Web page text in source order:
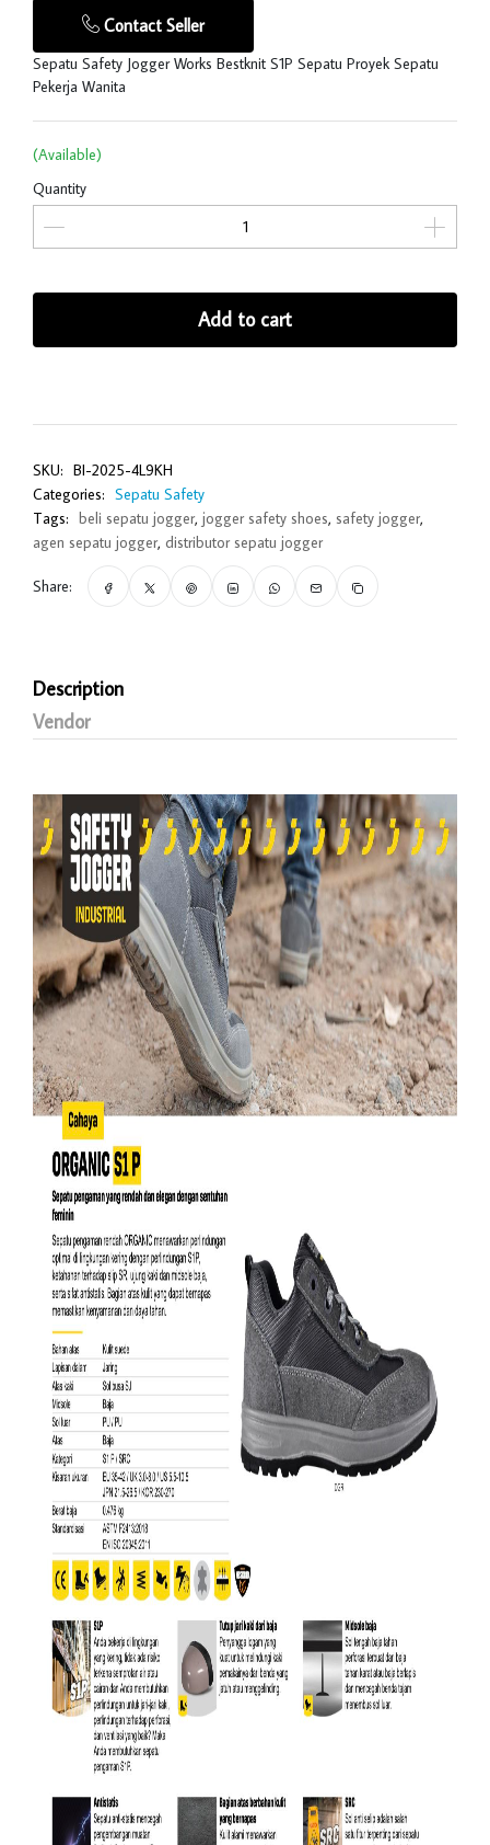
Contact Seller
Sepatu Safety Jogger Works Bestknit S1P Sepatu Proyek Sepatu
Pekerja Wanita
(Available)
Quantity
Add to cart
SKU: BI-2025-4L9KH
Categories: Sepatu Safety
Tags: beli sepatu jogger, jogger safety shoes, safety jogger,
agen sepatu jogger, distributor sepatu jogger
Share:
Description
Vendor